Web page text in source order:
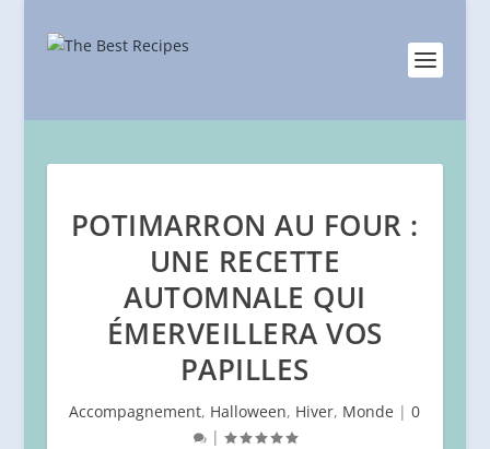
POTIMARRON AU FOUR :
UNE RECETTE
AUTOMNALE QUI
ÉMERVEILLERA VOS
PAPILLES
Accompagnement, Halloween, Hiver, Monde |0
|